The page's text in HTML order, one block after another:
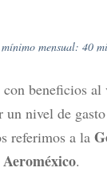
mensual: 40
beneficios al
un nivel de
referimos a la
.